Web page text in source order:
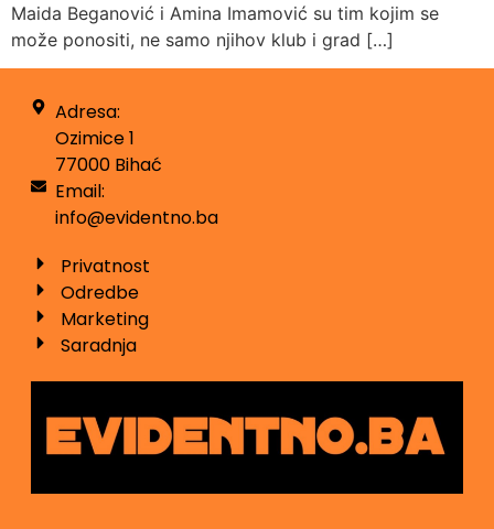
Maida Beganović i Amina Imamović su tim kojim se
može ponositi, ne samo njihov klub i grad […]
Adresa:
Ozimice 1
77000 Bihać
Email:
info@evidentno.ba
Privatnost
Odredbe
Marketing
Saradnja